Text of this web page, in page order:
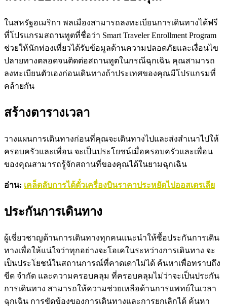
ในสหรัฐอเมริกา พลเมืองสามารถลงทะเบียนการเดินทางได้ฟรี
ที่โปรแกรมสถานทูตที่ชื่อว่า Smart Traveler Enrollment Program
ช่วยให้นักท่องเที่ยวได้รับข้อมูลด้านความปลอดภัยและเงื่อนไข
ปลายทางตลอดจนติดต่อสถานทูตในกรณีฉุกเฉิน คุณสามารถ
ลงทะเบียนตัวเองก่อนเดินทางถ้าประเทศของคุณมีโปรแกรมที่
คล้ายกัน
สร้างตารางเวลา
วางแผนการเดินทางก่อนที่คุณจะเดินทางไปและส่งสำเนาไปให้
ครอบครัวและเพื่อน จะเป็นประโยชน์เมื่อครอบครัวและเพื่อน
ของคุณสามารถรู้จักสถานที่ของคุณได้ในยามฉุกเฉิน
อ่าน: เคล็ดลับการได้ตั๋วเครื่องบินราคาประหยัดไปออสเตรเลีย
ประกันการเดินทาง
ผู้เชี่ยวชาญด้านการเดินทางทุกคนแนะนำให้ซื้อประกันการเดิน
ทางเพื่อให้แน่ใจว่าทุกอย่างจะโอเคในระหว่างการเดินทาง จะ
เป็นประโยชน์ในสถานการณ์ที่คาดเดาไม่ได้ ค้นหาเพื่อทราบถึง
ขีด จำกัด และความครอบคลุม ที่ครอบคลุมไม่ว่าจะเป็นประกัน
การเดินทาง สามารถให้ความช่วยเหลือด้านการแพทย์ในเวลา
ฉุกเฉิน การขัดข้องของการเดินทางและการยกเลิกได้ ค้นหา